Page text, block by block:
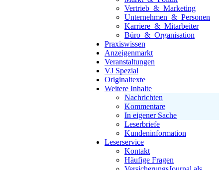
Vertrieb & Marketing
Unternehmen & Personen
Karriere & Mitarbeiter
Büro & Organisation
Praxiswissen
Anzeigenmarkt
Veranstaltungen
VJ Spezial
Originaltexte
Weitere Inhalte
Nachrichten
Kommentare
In eigener Sache
Leserbriefe
Kundeninformation
Leserservice
Kontakt
Häufige Fragen